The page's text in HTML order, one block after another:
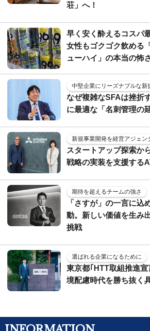
荘」へ！
早く安く酔えるコスパ
女性もゴクゴク飲める
ューハイ」の本当の怖
中堅企業にリーズナブルな新
なぜ複雑なSFAは挫折
に最適な「名刺管理の
新規事業開発を経営アジェン
スタートアップ探索か
戦略の実装を支援する
期待を超えるチームの強さ
「さすが」の一言に込
動。新しい価値を生み
挑戦
選ばれる企業になるために
東京都｢HTT取組推進
境配慮時代を勝ち抜く